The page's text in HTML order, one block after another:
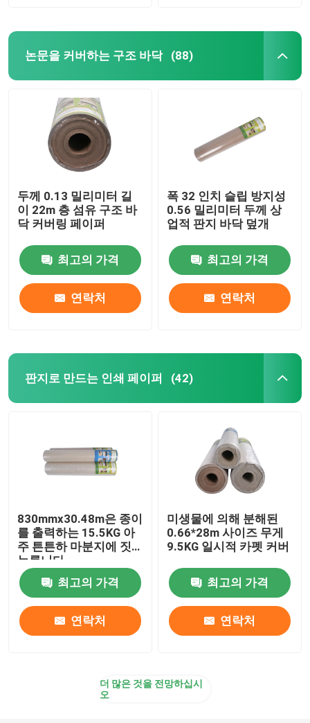
논문을 커버하는 구조 바닥 (88)
두께 0.13 밀리미터 길
이 22m 층 섬유 구조 바
닥 커버링 페이퍼
최고의 가격
연락처
폭 32 인치 슬립 방지성
0.56 밀리미터 두께 상
업적 판지 바닥 덮개
최고의 가격
연락처
판지로 만드는 인쇄 페이퍼 (42)
830mmx30.48m은 종이
를 출력하는 15.5KG 아
주 튼튼하 마분지에 짓
누릅니다
최고의 가격
연락처
미생물에 의해 분해된
0.66*28m 사이즈 무게
9.5KG 일시적 카펫 커버
최고의 가격
연락처
더 많은 것을 전망하십시
오